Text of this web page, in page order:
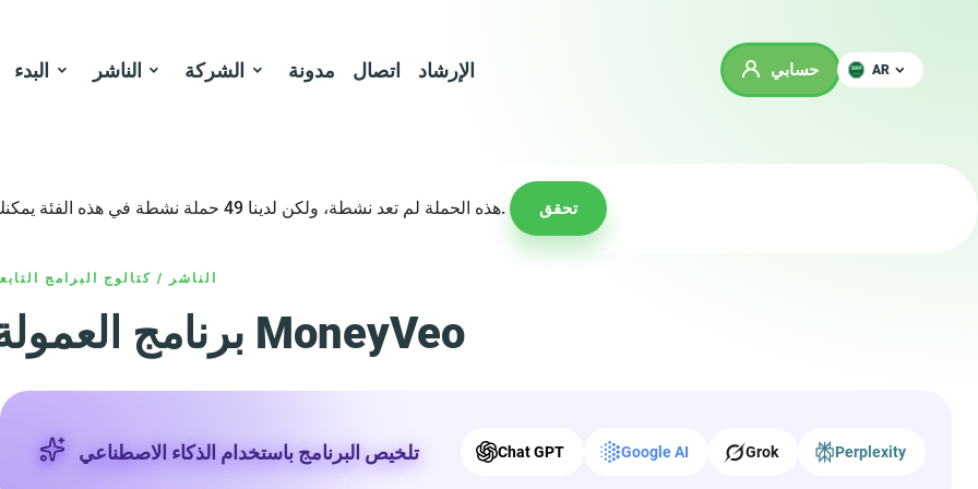
البدء الناشر الشركة مدونة اتصال الإرشاد حسابي AR
هذه الحملة لم تعد نشطة، ولكن لدينا 49 حملة نشطة في هذه الفئة يمكنك الترويج لها الآن. تحقق
الناشر / كتالوج البرامج
برنامج العمولة MoneyVeo
تلخيص البرنامج باستخدام الذكاء الاصطناعي Chat GPT Google AI Grok Perplexity